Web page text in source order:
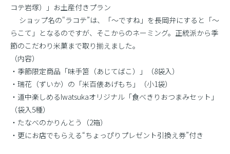
コテ岩塚）」お土産付きプラン
ショップ名の"ラコテ”は、「〜ですね」を長岡弁にすると「〜
らこて」となるのですが、そこからのネーミング。正統派から季
節のこだわり米菓まで取り揃えました。
（内容）
・季節限定商品「味手筥（あじてばこ）」（8袋入）
・瑞花（ずいか）の「米百俵あげもち」（小1袋）
・道中楽しめるIwatsukaオリジナル「食べきりおつまみセット」
（袋入5種）
・たなべのかりんとう（2箱）
・更にお店でもらえる“ちょっぴりプレゼント引換え券”付き